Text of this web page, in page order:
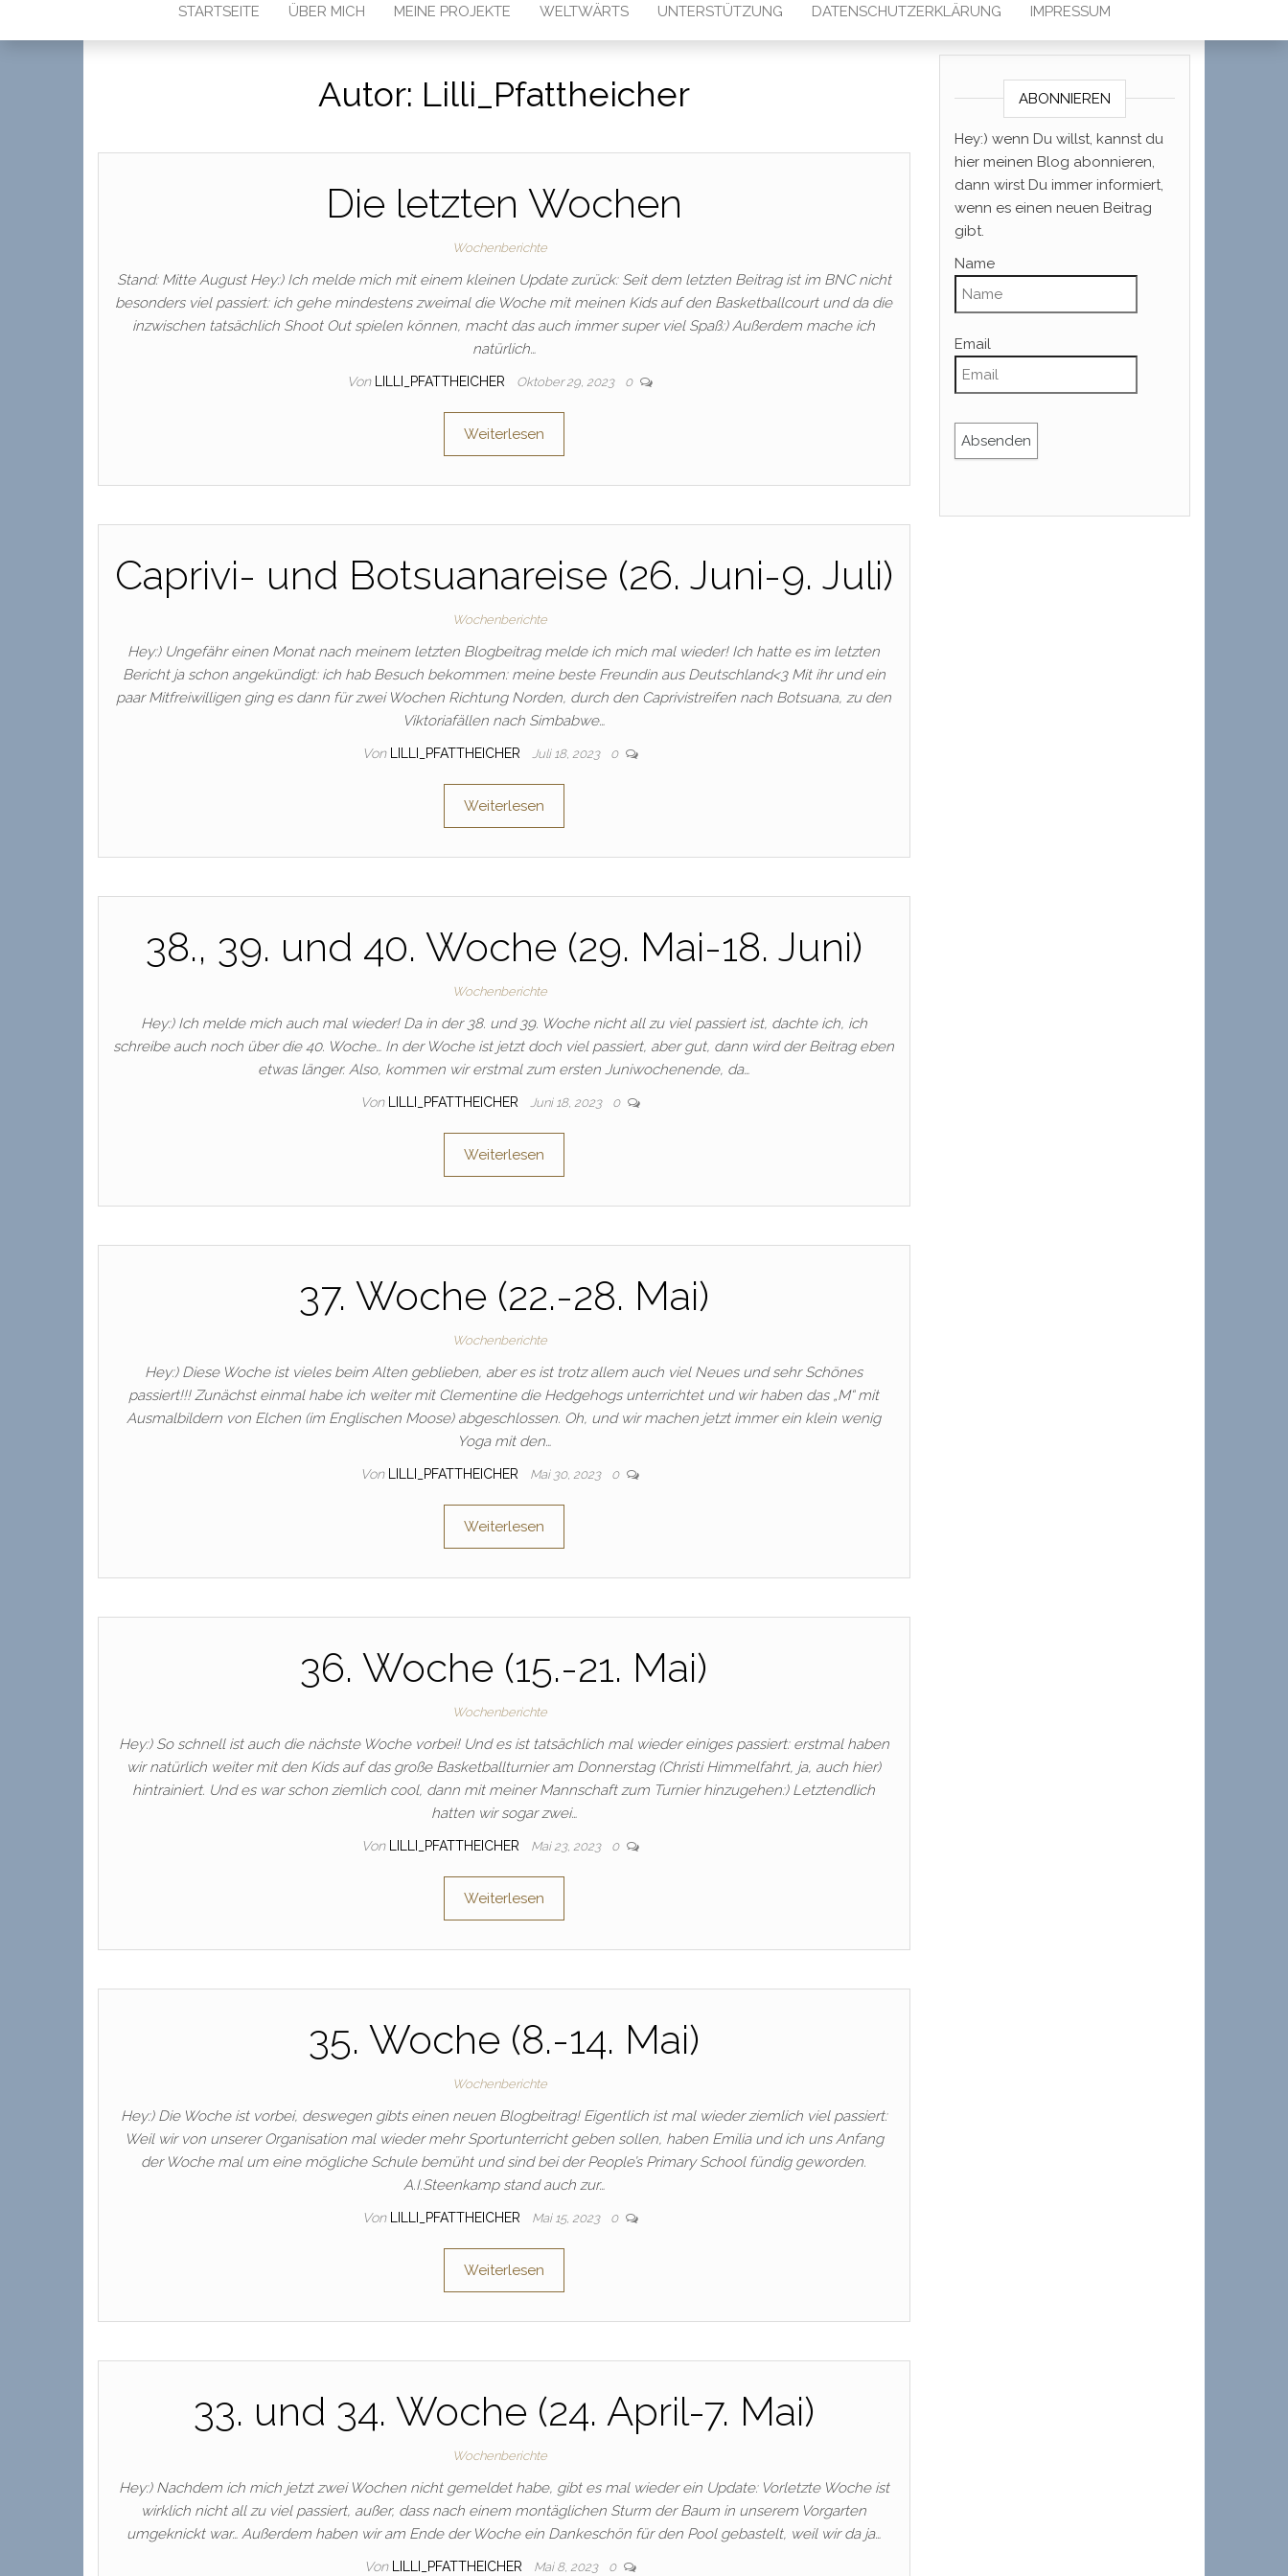
STARTSEITE ÜBER MICH MEINE PROJEKTE WELTWÄRTS UNTERSTÜTZUNG DATENSCHUTZERKLÄRUNG IMPRESSUM
Autor: Lilli_Pfattheicher
Die letzten Wochen
Wochenberichte
Stand: Mitte August Hey:) Ich melde mich mit einem kleinen Update zurück: Seit dem letzten Beitrag ist im BNC nicht
besonders viel passiert: ich gehe mindestens zweimal die Woche mit meinen Kids auf den Basketballcourt und da die
inzwischen tatsächlich Shoot Out spielen können, macht das auch immer super viel Spaß:) Außerdem mache ich
natürlich…
Von LILLI_PFATTHEICHER Oktober 29, 2023 0
Weiterlesen
Caprivi- und Botsuanareise (26. Juni-9. Juli)
Wochenberichte
Hey:) Ungefähr einen Monat nach meinem letzten Blogbeitrag melde ich mich mal wieder! Ich hatte es im letzten
Bericht ja schon angekündigt: ich hab Besuch bekommen: meine beste Freundin aus Deutschland<3 Mit ihr und ein
paar Mitfreiwilligen ging es dann für zwei Wochen Richtung Norden, durch den Caprivistreifen nach Botsuana, zu den
Viktoriafällen nach Simbabwe…
Von LILLI_PFATTHEICHER Juli 18, 2023 0
Weiterlesen
38., 39. und 40. Woche (29. Mai-18. Juni)
Wochenberichte
Hey:) Ich melde mich auch mal wieder! Da in der 38. und 39. Woche nicht all zu viel passiert ist, dachte ich, ich
schreibe auch noch über die 40. Woche… In der Woche ist jetzt doch viel passiert, aber gut, dann wird der Beitrag eben
etwas länger. Also, kommen wir erstmal zum ersten Juniwochenende, da…
Von LILLI_PFATTHEICHER Juni 18, 2023 0
Weiterlesen
37. Woche (22.-28. Mai)
Wochenberichte
Hey:) Diese Woche ist vieles beim Alten geblieben, aber es ist trotz allem auch viel Neues und sehr Schönes
passiert!!! Zunächst einmal habe ich weiter mit Clementine die Hedgehogs unterrichtet und wir haben das „M“ mit
Ausmalbildern von Elchen (im Englischen Moose) abgeschlossen. Oh, und wir machen jetzt immer ein klein wenig
Yoga mit den…
Von LILLI_PFATTHEICHER Mai 30, 2023 0
Weiterlesen
36. Woche (15.-21. Mai)
Wochenberichte
Hey:) So schnell ist auch die nächste Woche vorbei! Und es ist tatsächlich mal wieder einiges passiert: erstmal haben
wir natürlich weiter mit den Kids auf das große Basketballturnier am Donnerstag (Christi Himmelfahrt, ja, auch hier)
hintrainiert. Und es war schon ziemlich cool, dann mit meiner Mannschaft zum Turnier hinzugehen:) Letztendlich
hatten wir sogar zwei…
Von LILLI_PFATTHEICHER Mai 23, 2023 0
Weiterlesen
35. Woche (8.-14. Mai)
Wochenberichte
Hey:) Die Woche ist vorbei, deswegen gibts einen neuen Blogbeitrag! Eigentlich ist mal wieder ziemlich viel passiert:
Weil wir von unserer Organisation mal wieder mehr Sportunterricht geben sollen, haben Emilia und ich uns Anfang
der Woche mal um eine mögliche Schule bemüht und sind bei der People’s Primary School fündig geworden.
A.I.Steenkamp stand auch zur…
Von LILLI_PFATTHEICHER Mai 15, 2023 0
Weiterlesen
33. und 34. Woche (24. April-7. Mai)
Wochenberichte
Hey:) Nachdem ich mich jetzt zwei Wochen nicht gemeldet habe, gibt es mal wieder ein Update: Vorletzte Woche ist
wirklich nicht all zu viel passiert, außer, dass nach einem montäglichen Sturm der Baum in unserem Vorgarten
umgeknickt war… Außerdem haben wir am Ende der Woche ein Dankeschön für den Pool gebastelt, weil wir da ja…
Von LILLI_PFATTHEICHER Mai 8, 2023 0
ABONNIEREN
Hey:) wenn Du willst, kannst du
hier meinen Blog abonnieren,
dann wirst Du immer informiert,
wenn es einen neuen Beitrag
gibt.
Name
Email